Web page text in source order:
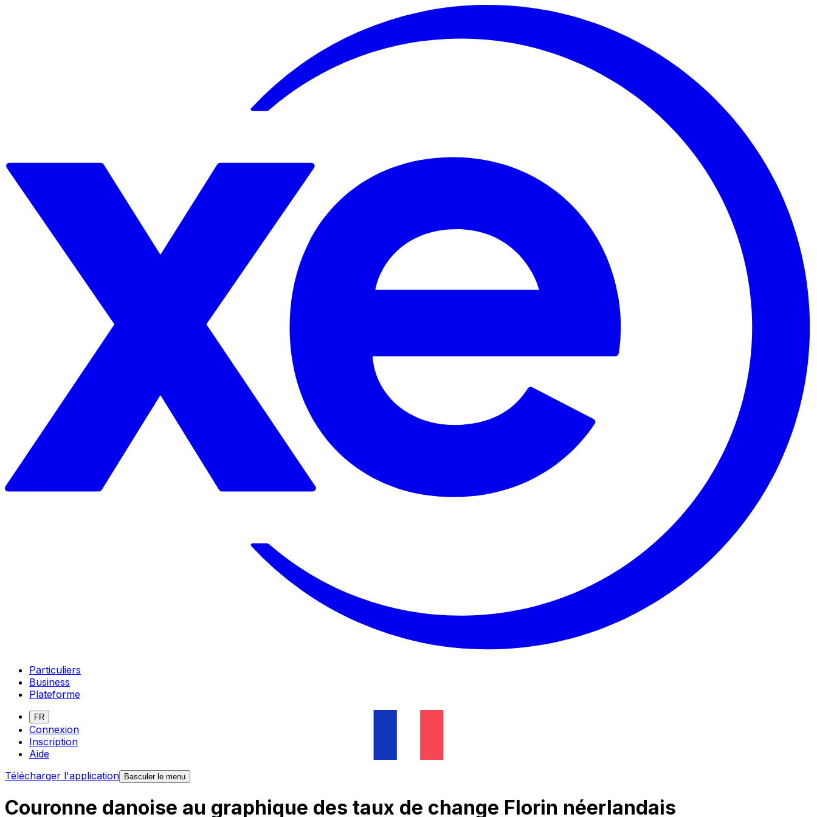
Particuliers
Business
Plateforme
FR
Connexion
Inscription
Aide
Télécharger l'application Basculer le menu
Couronne danoise au graphique des taux de change Florin néerlandais